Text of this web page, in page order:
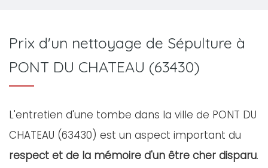
Prix d'un nettoyage de Sépulture à
PONT DU CHATEAU (63430)
L'entretien d'une tombe dans la ville de PONT DU
CHATEAU (63430) est un aspect important du
respect et de la mémoire d'un être cher disparu.